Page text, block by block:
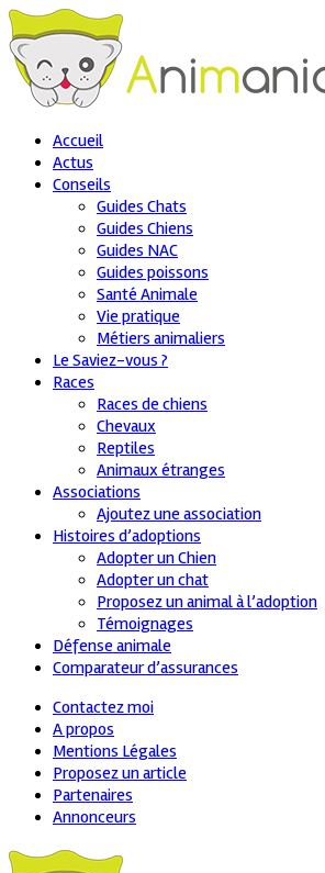
Accueil
Actus
Conseils
Guides Chats
Guides Chiens
Guides NAC
Guides poissons
Santé Animale
Vie pratique
Métiers animaliers
Le Saviez-vous ?
Races
Races de chiens
Chevaux
Reptiles
Animaux étranges
Associations
Ajoutez une association
Histoires d’adoptions
Adopter un Chien
Adopter un chat
Proposez un animal à l’adoption
Témoignages
Défense animale
Comparateur d’assurances
Contactez moi
A propos
Mentions Légales
Proposez un article
Partenaires
Annonceurs